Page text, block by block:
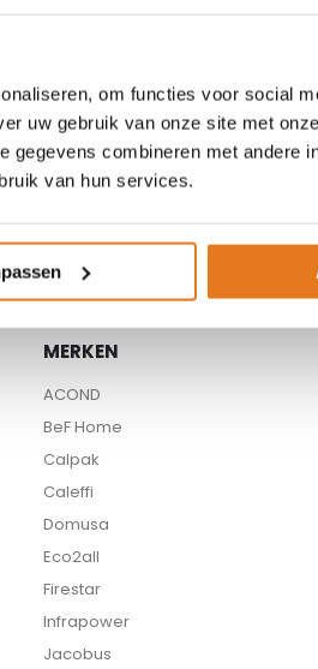
om functies voor social
uw gebruik van onze site met
combineren met andere
van hun services.
partners
MERKEN
ACOND
BeF Home
Calpak
Caleffi
Domusa
Eco2all
Firestar
Infrapower
Jacobus